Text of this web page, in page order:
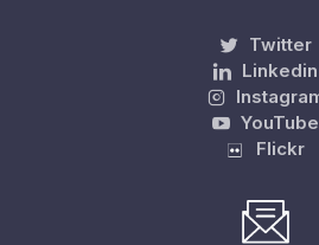
Twitter
Linkedin
Instagram
YouTube